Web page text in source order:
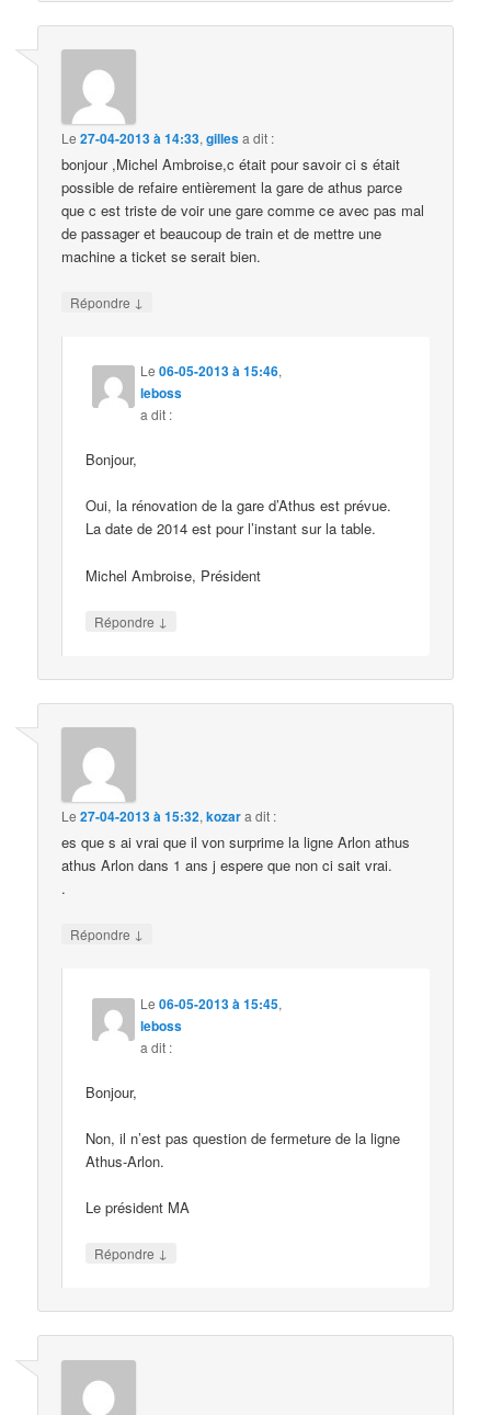
Le27-04-2013 à 14:33,gillesa dit :
bonjour ,Michel Ambroise,c était pour savoir ci s était
possible de refaire entièrement la gare de athus parce
que c est triste de voir une gare comme ce avec pas mal
de passager et beaucoup de train et de mettre une
machine a ticket se serait bien.
Répondre ↓
Le06-05-2013 à 15:46,
leboss
a dit :
Bonjour,
Oui, la rénovation de la gare d’Athus est prévue.
La date de 2014 est pour l’instant sur la table.
Michel Ambroise, Président
Répondre ↓
Le27-04-2013 à 15:32,kozara dit :
es que s ai vrai que il von surprime la ligne Arlon athus
athus Arlon dans 1 ans j espere que non ci sait vrai.
.
Répondre ↓
Le06-05-2013 à 15:45,
leboss
a dit :
Bonjour,
Non, il n’est pas question de fermeture de la ligne
Athus-Arlon.
Le président MA
Répondre ↓